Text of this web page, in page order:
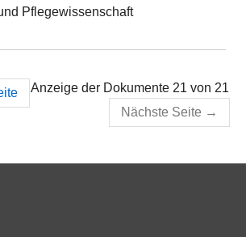
Pflegewissenschaft
Anzeige der Dokumente 21 von 21
Nächste Seite →